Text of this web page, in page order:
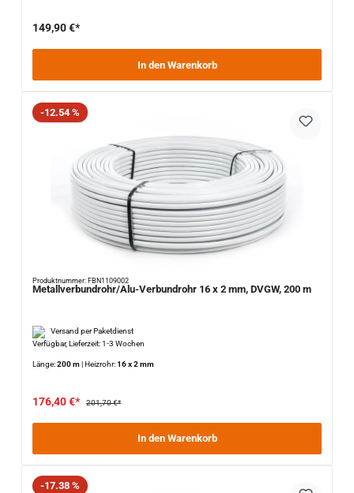
149,90 €*
In den Warenkorb
Rabatt
-12.54 %
Produktnummer: FBN1109002
Metallverbundrohr/Alu-Verbundrohr 16 x 2 mm, DVGW, 200 m
Versand per Paketdienst
Verfügbar, Lieferzeit: 1-3 Wochen
Länge:200 m|Heizrohr:16 x 2 mm
176,40 €* 201,70 €*
In den Warenkorb
Rabatt
-17.38 %